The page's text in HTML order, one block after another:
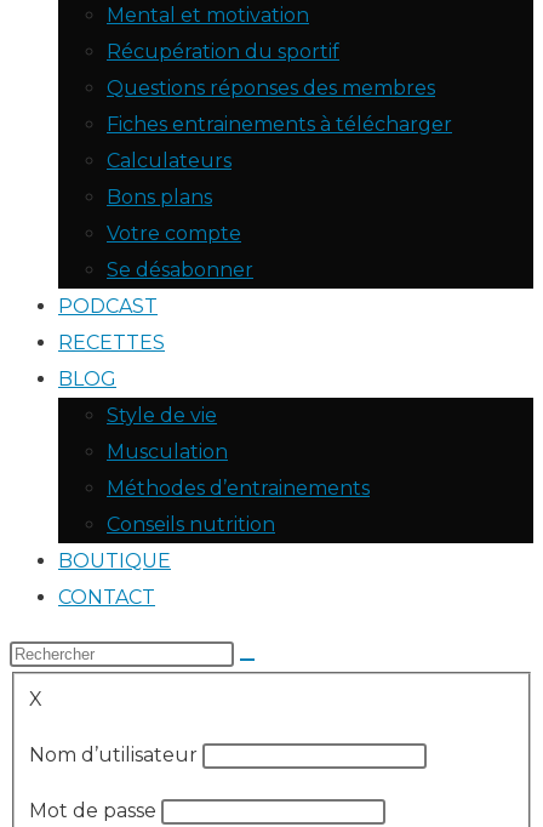
Mental et motivation
Récupération du sportif
Questions réponses des membres
Fiches entrainements à télécharger
Calculateurs
Bons plans
Votre compte
Se désabonner
PODCAST
RECETTES
BLOG
Style de vie
Musculation
Méthodes d’entrainements
Conseils nutrition
BOUTIQUE
CONTACT
X
Nom d’utilisateur
Mot de passe